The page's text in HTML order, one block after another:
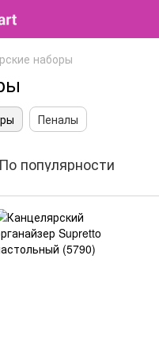
наборы
Пеналы
По популярности